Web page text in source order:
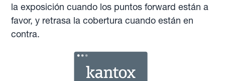
la exposición cuando los puntos forward están a
favor, y retrasa la cobertura cuando están en
contra.